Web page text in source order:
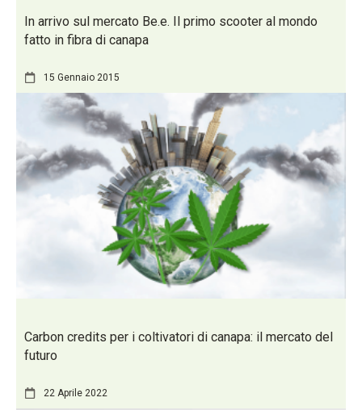
In arrivo sul mercato Be.e. Il primo scooter al mondo
fatto in fibra di canapa
15 Gennaio 2015
Carbon credits per i coltivatori di canapa: il mercato del
futuro
22 Aprile 2022